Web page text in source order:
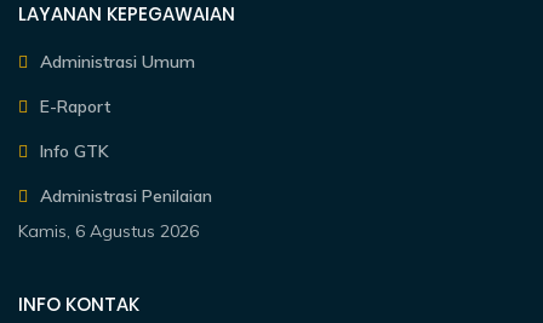
LAYANAN KEPEGAWAIAN
Administrasi Umum
E-Raport
Info GTK
Administrasi Penilaian
Kamis, 6 Agustus 2026
INFO KONTAK